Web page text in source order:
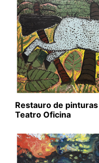
Restauro de
Teatro Oficina